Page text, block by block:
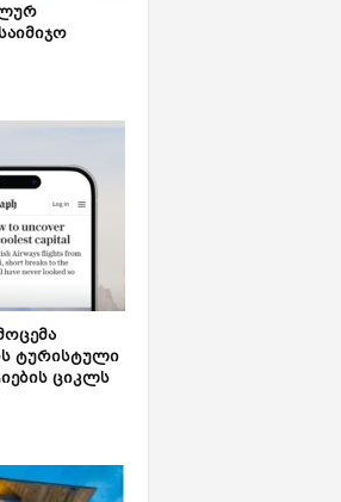
ტურისტული
ციკლს